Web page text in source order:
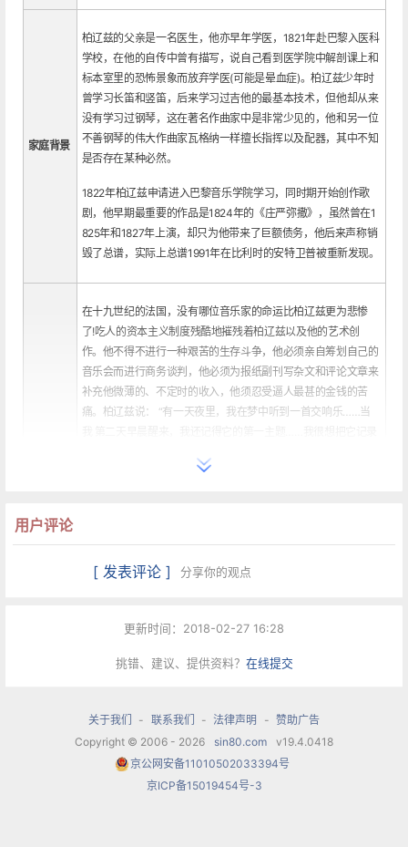
家庭背景
柏辽兹的父亲是一名医生，他亦早年学医，1821年赴巴黎入医科
学校，在他的自传中曾有描写，说自己看到医学院中解剖课上和
标本室里的恐怖景象而放弃学医(可能是晕血症)。柏辽兹少年时
曾学习长笛和竖笛，后来学习过吉他的最基本技术，但他却从来
没有学习过钢琴，这在著名作曲家中是非常少见的，他和另一位
不善钢琴的伟大作曲家瓦格纳一样擅长指挥以及配器，其中不知
是否存在某种必然。
1822年柏辽兹申请进入巴黎音乐学院学习，同时期开始创作歌
剧，他早期最重要的作品是1824年的《庄严弥撒》，虽然曾在1
825年和1827年上演，却只为他带来了巨额债务，他后来声称销
毁了总谱，实际上总谱1991年在比利时的安特卫普被重新发现。
在十九世纪的法国，没有哪位音乐家的命运比柏辽兹更为悲惨
了!吃人的资本主义制度残酷地摧残着柏辽兹以及他的艺术创
作。他不得不进行一种艰苦的生存斗争，他必须亲自筹划自己的
音乐会而进行商务谈判，他必须为报纸副刊写杂文和评论文章来
补充他微薄的、不定时的收入，他须忍受逼人最甚的金钱的苦
痛。柏辽兹说： “有一天夜里，我在梦中听到一首交响乐……当
要把整个交响乐作完，那么，我就无空再写什么副刊杂文了，我
费和我个人的生活必需品。因而我克服了它的诱惑，我一再强迫
辽兹的痛苦;但我们也很痛苦，一首可能成为经典的交响乐，就
无奈的事情了。
笛和竖笛，后来又学吉他，但从未学过钢琴;
1821年他遵从父命赴巴黎进医科学校;
1822年申请学习音乐并开始创作歌剧;
1823年成为勒絮尔的私人学生后，又创作了一部清唱剧;
用户评论
[ 发表评论 ] 分享你的观点
更新时间：2018-02-27 16:28
挑错、建议、提供资料？ 在线提交
关于我们 - 联系我们 - 法律声明 - 赞助广告
Copyright © 2006 - 2026
sin80.com
v19.4.0418
京公网安备11010502033394号
京ICP备15019454号-3